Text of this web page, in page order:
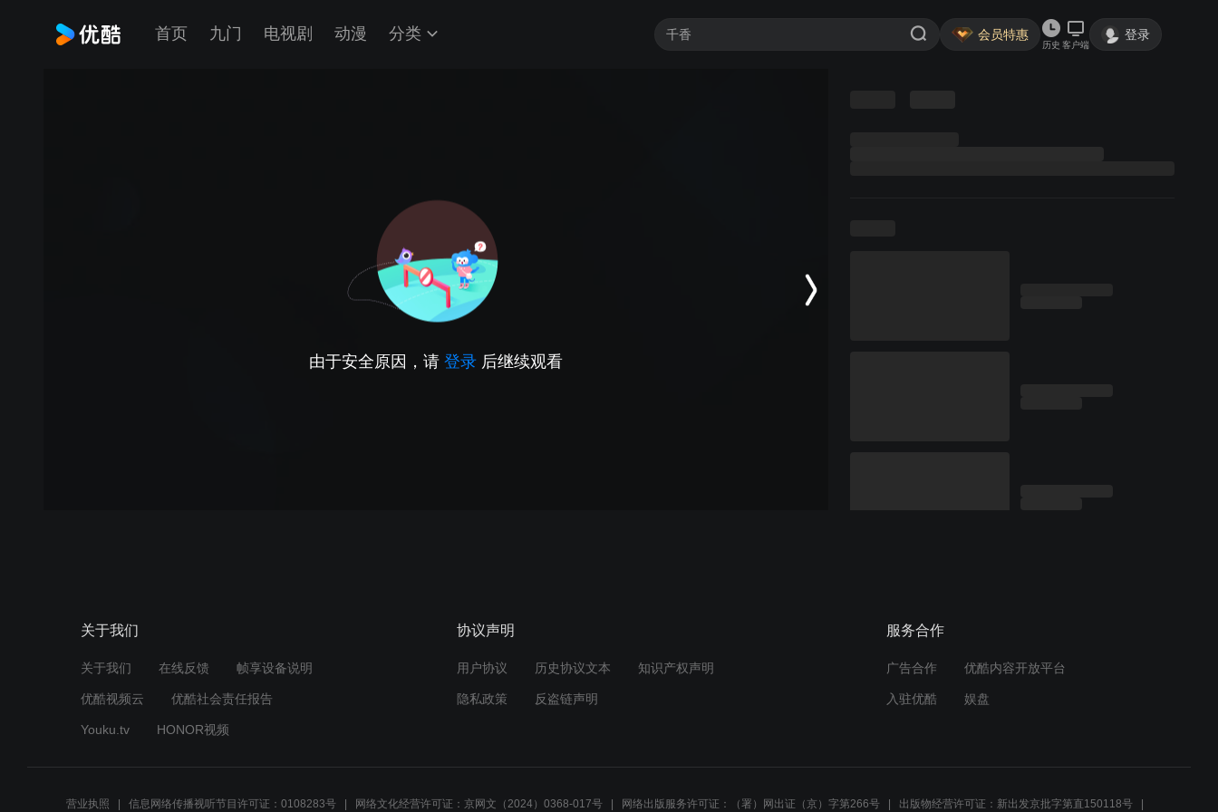
首页 九门 电视剧 动漫 分类 会员特惠
历史 客户端
登录
由于安全原因，请 登录 后继续观看
关于我们
关于我们 在线反馈 帧享设备说明
优酷视频云 优酷社会责任报告
Youku.tv HONOR视频
协议声明
用户协议 历史协议文本 知识产权声明
隐私政策 反盗链声明
服务合作
广告合作 优酷内容开放平台
入驻优酷 娱盘
营业执照 信息网络传播视听节目许可证：0108283号 网络文化经营许可证：京网文（2024）0368-017号 网络出版服务许可证：（署）网出证（京）字第266号 出版物经营许可证：新出发京批字第直150118号